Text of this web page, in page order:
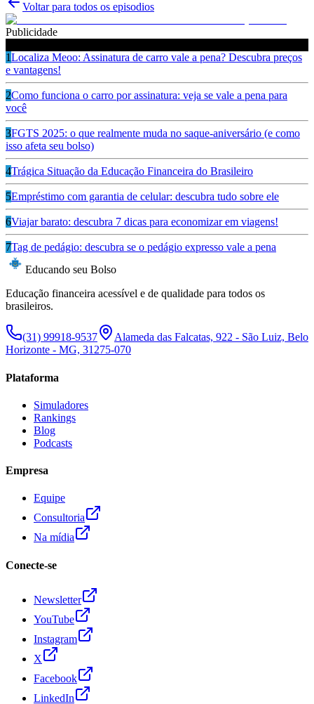
Voltar para todos os episodios
Publicidade
1Localiza Meoo: Assinatura de carro vale a pena? Descubra preços
e vantagens!
2Como funciona o carro por assinatura: veja se vale a pena para
você
3FGTS 2025: o que realmente muda no saque-aniversário (e como
isso afeta seu bolso)
4Trágica Situação da Educação Financeira do Brasileiro
5Empréstimo com garantia de celular: descubra tudo sobre ele
6Viajar barato: descubra 7 dicas para economizar em viagens!
7Tag de pedágio: descubra se o pedágio expresso vale a pena
Educando seu Bolso
Educação financeira acessível e de qualidade para todos os
brasileiros.
(31) 99918-9537
Alameda das Falcatas, 922 - São Luiz, Belo
Horizonte - MG, 31275-070
Plataforma
Simuladores
Rankings
Blog
Podcasts
Empresa
Equipe
Consultoria
Na mídia
Conecte-se
Newsletter
YouTube
Instagram
X
Facebook
LinkedIn